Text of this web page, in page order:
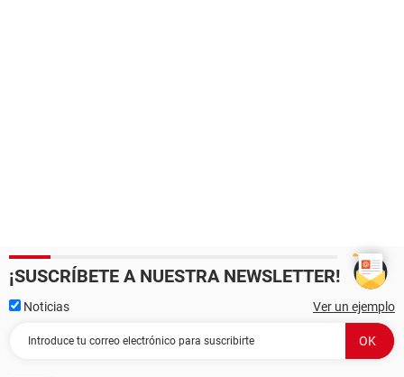
¡SUSCRÍBETE A NUESTRA NEWSLETTER!
Noticias Ver un ejemplo